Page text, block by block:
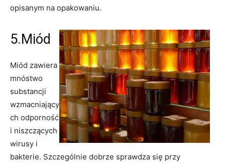
opisanym na opakowaniu.
5.Miód
Miód zawiera
mnóstwo
substancji
wzmacniający
ch odporność
i niszczących
wirusy i
bakterie. Szczególnie dobrze sprawdza się przy